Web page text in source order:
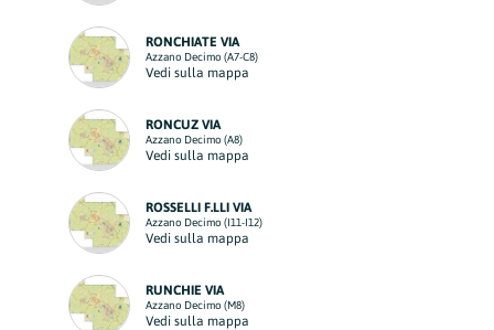
RONCHIATE VIA
Azzano Decimo (A7-C8)
Vedi sulla mappa
RONCUZ VIA
Azzano Decimo (A8)
Vedi sulla mappa
ROSSELLI F.LLI VIA
Azzano Decimo (I11-I12)
Vedi sulla mappa
RUNCHIE VIA
Azzano Decimo (M8)
Vedi sulla mappa